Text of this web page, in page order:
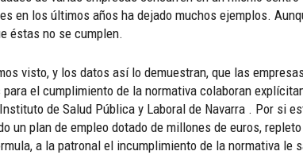
en los últimos años ha dejado muchos ejemplos.
éstas no se cumplen.
visto, y los datos así lo demuestran, que las
el cumplimiento de la normativa colaboran
de Salud Pública y Laboral de Navarra . Por si
un plan de empleo dotado de millones de euros,
a la patronal el incumplimiento de la normativa